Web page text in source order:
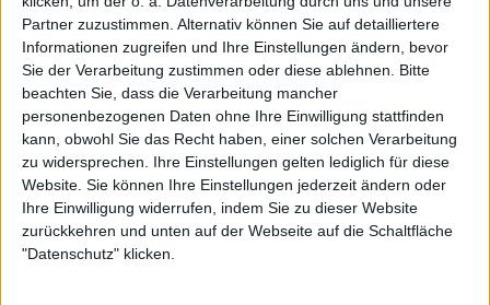
Partner zuzustimmen. Alternativ können Sie auf detailliertere
Informationen zugreifen und Ihre Einstellungen ändern, bevor
Sie der Verarbeitung zustimmen oder diese ablehnen.
Bitte
beachten Sie, dass die Verarbeitung mancher
personenbezogenen Daten ohne Ihre Einwilligung stattfinden
kann, obwohl Sie das Recht haben, einer solchen Verarbeitung
zu widersprechen. Ihre Einstellungen gelten lediglich für diese
Website. Sie können Ihre Einstellungen jederzeit ändern oder
Ihre Einwilligung widerrufen, indem Sie zu dieser Website
zurückkehren und unten auf der Webseite auf die Schaltfläche
"Datenschutz" klicken.